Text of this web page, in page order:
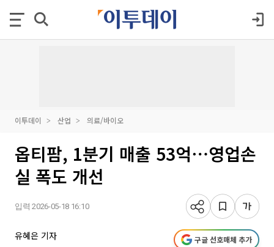
이투데이 산업 의료/바이오
옵티팜, 1분기 매출 53억⋯영업손
실 폭도 개선
입력 2026-05-18 16:10
유혜은 기자 구글 선호매체 추가